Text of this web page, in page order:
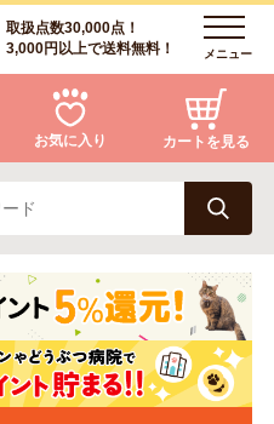
取扱点数30,000点！
3,000円以上で送料無料！
メニュー
猫
アクア・爬虫類・昆虫
お気に入り カートを見る